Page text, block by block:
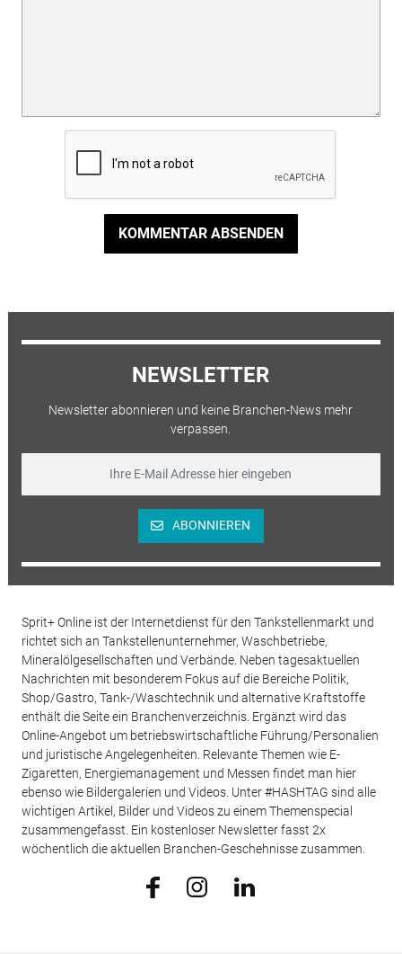
KOMMENTAR ABSENDEN
NEWSLETTER
Newsletter abonnieren und keine Branchen-News mehr
verpassen.
ABONNIEREN
Sprit+ Online ist der Internetdienst für den Tankstellenmarkt und
richtet sich an Tankstellenunternehmer, Waschbetriebe,
Mineralölgesellschaften und Verbände. Neben tagesaktuellen
Nachrichten mit besonderem Fokus auf die Bereiche Politik,
Shop/Gastro, Tank-/Waschtechnik und alternative Kraftstoffe
enthält die Seite ein Branchenverzeichnis. Ergänzt wird das
Online-Angebot um betriebswirtschaftliche Führung/Personalien
und juristische Angelegenheiten. Relevante Themen wie E-
Zigaretten, Energiemanagement und Messen findet man hier
ebenso wie Bildergalerien und Videos. Unter #HASHTAG sind alle
wichtigen Artikel, Bilder und Videos zu einem Themenspecial
zusammengefasst. Ein kostenloser Newsletter fasst 2x
wöchentlich die aktuellen Branchen-Geschehnisse zusammen.